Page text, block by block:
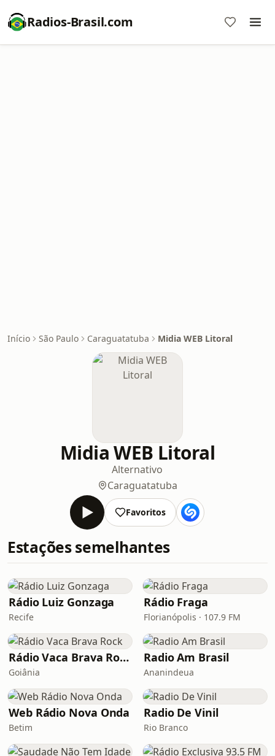
Radios-Brasil.com
Início São Paulo Caraguatatuba Midia WEB Litoral
Midia WEB Litoral
Alternativo
Caraguatatuba
Favoritos
Estações semelhantes
Rádio Luiz Gonzaga
Recife
Rádio Fraga
Florianópolis · 107.9 FM
Rádio Vaca Brava Rock
Goiânia
Radio Am Brasil
Ananindeua
Web Rádio Nova Onda
Betim
Radio De Vinil
Rio Branco